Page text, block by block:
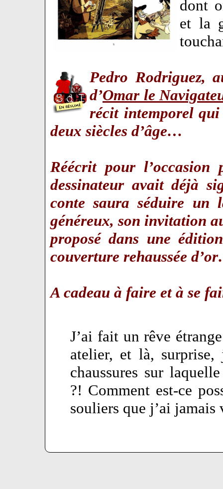
dont
et la
Pedro Rodriguez,
d’Omar le
récit intemporel qui
deux siècles d’âge…
Réécrit pour
dessinateur avait déjà
conte saura séduire un
généreux, son invitation
proposé dans une
couverture rehaussée
A cadeau à faire et à se
J’ai fait un rêve
atelier, et là,
chaussures sur
?! Comment est-ce
souliers que j’ai jamais